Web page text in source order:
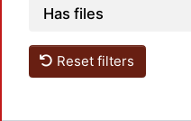
Has files
Reset filters